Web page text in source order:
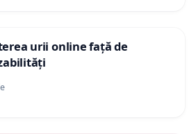
urii online față de